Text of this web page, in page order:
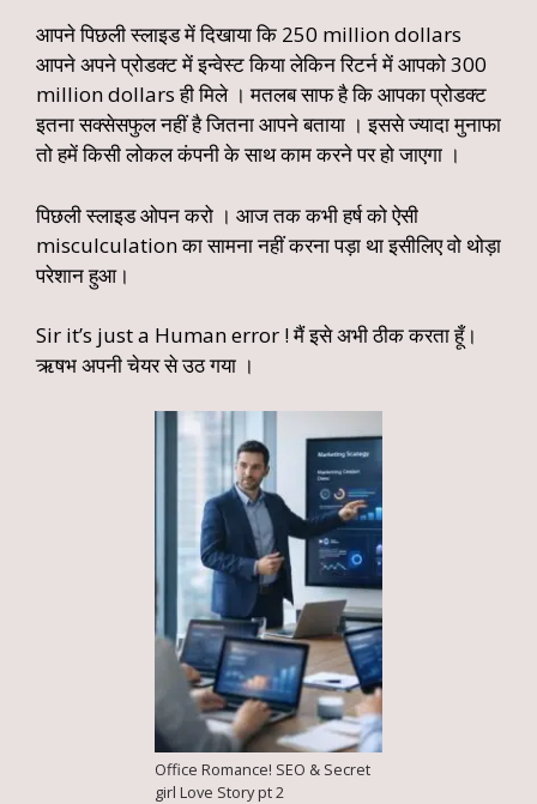
आपने पिछली स्लाइड में दिखाया कि 250 million dollars
आपने अपने प्रोडक्ट में इन्वेस्ट किया लेकिन रिटर्न में आपको 300
million dollars ही मिले । मतलब साफ है कि आपका प्रोडक्ट
इतना सक्सेसफुल नहीं है जितना आपने बताया । इससे ज्यादा मुनाफा
तो हमें किसी लोकल कंपनी के साथ काम करने पर हो जाएगा ।
पिछली स्लाइड ओपन करो । आज तक कभी हर्ष को ऐसी
misculculation का सामना नहीं करना पड़ा था इसीलिए वो थोड़ा
परेशान हुआ।
Sir it’s just a Human error ! मैं इसे अभी ठीक करता हूँ।
ऋषभ अपनी चेयर से उठ गया ।
Office Romance! SEO & Secret
girl Love Story pt 2